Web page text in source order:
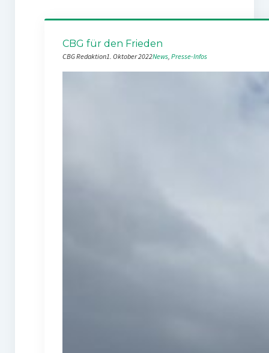
CBG für den Frieden
CBG Redaktion1. Oktober 2022News, Presse-Infos